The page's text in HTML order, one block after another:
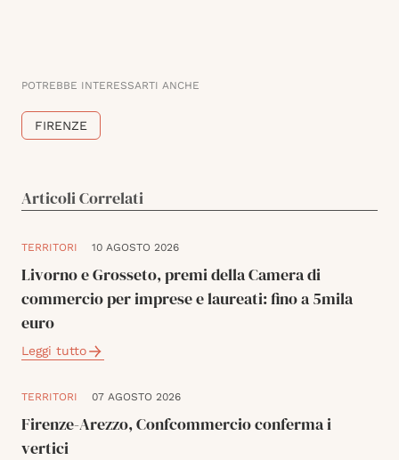
POTREBBE INTERESSARTI ANCHE
FIRENZE
Articoli Correlati
TERRITORI 10 AGOSTO 2026
Livorno e Grosseto, premi della Camera di
commercio per imprese e laureati: fino a 5mila
euro
Leggi tutto
TERRITORI 07 AGOSTO 2026
Firenze-Arezzo, Confcommercio conferma i
vertici